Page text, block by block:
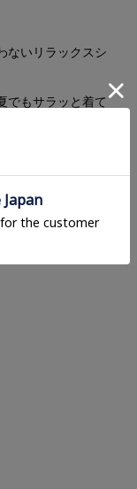
ないリラックスシ
でもサラッと着て
たボタンがモード
りとニュアンスの
いただくのもお